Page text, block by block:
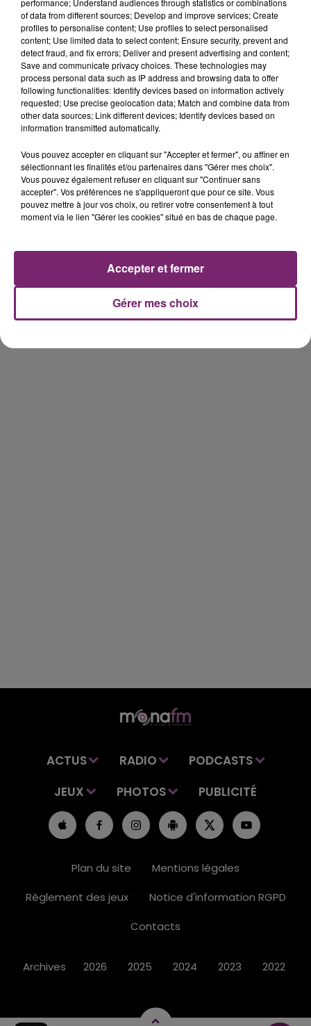
La Bulle - Guinguette éphémère
de Frelinghien !
éclipse solaire du 12 Août 2026
158 pompiers de la région sont
partis hier soir pour la Gironde
ACTUS RADIO
PODCASTS
JEUX
PHOTOS PUBLICITÉ
Plan du site
Mentions légales
Règlement des jeux
Notice d'information RGPD
Contacts
Archives 2026 2025 2024 2023 2022
performance; Understand audiences through statistics or combinations
of data from different sources; Develop and improve services; Create
profiles to personalise content; Use profiles to select personalised
content; Use limited data to select content; Ensure security, prevent and
detect fraud, and fix errors; Deliver and present advertising and content;
Save and communicate privacy choices. These technologies may
process personal data such as IP address and browsing data to offer
following functionalities: Identify devices based on information actively
requested; Use precise geolocation data; Match and combine data from
other data sources; Link different devices; Identify devices based on
information transmitted automatically.
Vous pouvez accepter en cliquant sur "Accepter et fermer", ou affiner en
sélectionnant les finalités et/ou partenaires dans "Gérer mes choix".
Vous pouvez également refuser en cliquant sur "Continuer sans
accepter". Vos préférences ne s'appliqueront que pour ce site. Vous
pouvez mettre à jour vos choix, ou retirer votre consentement à tout
moment via le lien "Gérer les cookies" situé en bas de chaque page.
Gérer mes choix
Accepter et fermer